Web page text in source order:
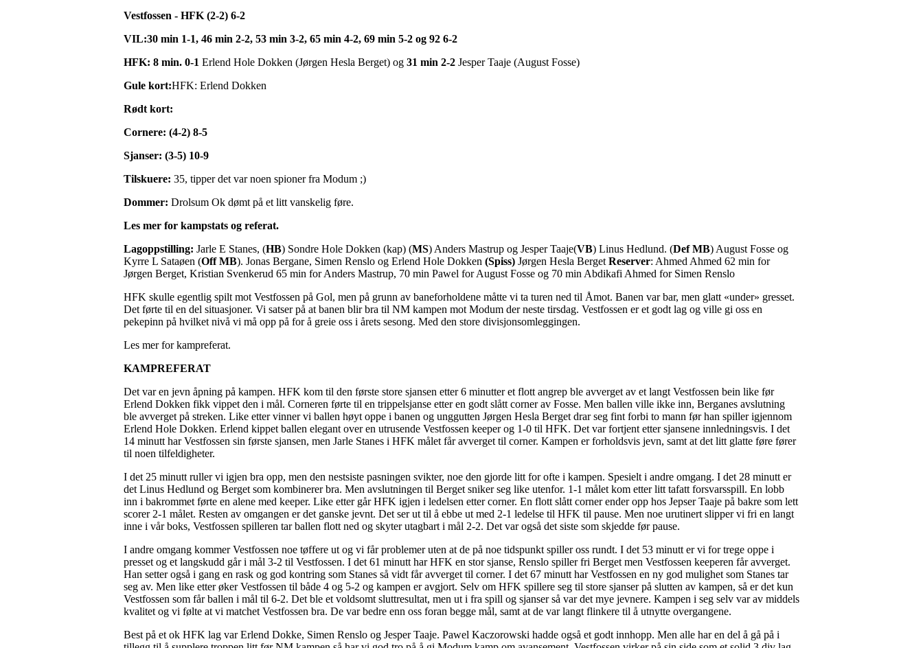
Vestfossen - HFK (2-2) 6-2
VIL:30 min 1-1, 46 min 2-2, 53 min 3-2, 65 min 4-2, 69 min 5-2 og 92 6-2
HFK: 8 min. 0-1 Erlend Hole Dokken (Jørgen Hesla Berget) og 31 min 2-2 Jesper Taaje (August Fosse)
Gule kort:HFK: Erlend Dokken
Rødt kort:
Cornere: (4-2) 8-5
Sjanser: (3-5) 10-9
Tilskuere: 35, tipper det var noen spioner fra Modum ;)
Dommer: Drolsum Ok dømt på et litt vanskelig føre.
Les mer for kampstats og referat.
Lagoppstilling: Jarle E Stanes, (HB) Sondre Hole Dokken (kap) (MS) Anders Mastrup og Jesper Taaje(VB) Linus Hedlund. (Def MB) August Fosse og
Kyrre L Sataøen (Off MB). Jonas Bergane, Simen Renslo og Erlend Hole Dokken (Spiss) Jørgen Hesla Berget Reserver: Ahmed Ahmed 62 min for
Jørgen Berget, Kristian Svenkerud 65 min for Anders Mastrup, 70 min Pawel for August Fosse og 70 min Abdikafi Ahmed for Simen Renslo
HFK skulle egentlig spilt mot Vestfossen på Gol, men på grunn av baneforholdene måtte vi ta turen ned til Åmot. Banen var bar, men glatt «under» gresset.
Det førte til en del situasjoner. Vi satser på at banen blir bra til NM kampen mot Modum der neste tirsdag. Vestfossen er et godt lag og ville gi oss en
pekepinn på hvilket nivå vi må opp på for å greie oss i årets sesong. Med den store divisjonsomleggingen.
Les mer for kampreferat.
KAMPREFERAT
Det var en jevn åpning på kampen. HFK kom til den første store sjansen etter 6 minutter et flott angrep ble avverget av et langt Vestfossen bein like før
Erlend Dokken fikk vippet den i mål. Corneren førte til en trippelsjanse etter en godt slått corner av Fosse. Men ballen ville ikke inn, Berganes avslutning
ble avverget på streken. Like etter vinner vi ballen høyt oppe i banen og unggutten Jørgen Hesla Berget drar seg fint forbi to mann før han spiller igjennom
Erlend Hole Dokken. Erlend kippet ballen elegant over en utrusende Vestfossen keeper og 1-0 til HFK. Det var fortjent etter sjansene innledningsvis. I det
14 minutt har Vestfossen sin første sjansen, men Jarle Stanes i HFK målet får avverget til corner. Kampen er forholdsvis jevn, samt at det litt glatte føre fører
til noen tilfeldigheter.
I det 25 minutt ruller vi igjen bra opp, men den nestsiste pasningen svikter, noe den gjorde litt for ofte i kampen. Spesielt i andre omgang. I det 28 minutt er
det Linus Hedlund og Berget som kombinerer bra. Men avslutningen til Berget sniker seg like utenfor. 1-1 målet kom etter litt tafatt forsvarsspill. En lobb
inn i bakrommet førte en alene med keeper. Like etter går HFK igjen i ledelsen etter corner. En flott slått corner ender opp hos Jepser Taaje på bakre som lett
scorer 2-1 målet. Resten av omgangen er det ganske jevnt. Det ser ut til å ebbe ut med 2-1 ledelse til HFK til pause. Men noe urutinert slipper vi fri en langt
inne i vår boks, Vestfossen spilleren tar ballen flott ned og skyter utagbart i mål 2-2. Det var også det siste som skjedde før pause.
I andre omgang kommer Vestfossen noe tøffere ut og vi får problemer uten at de på noe tidspunkt spiller oss rundt. I det 53 minutt er vi for trege oppe i
presset og et langskudd går i mål 3-2 til Vestfossen. I det 61 minutt har HFK en stor sjanse, Renslo spiller fri Berget men Vestfossen keeperen får avverget.
Han setter også i gang en rask og god kontring som Stanes så vidt får avverget til corner. I det 67 minutt har Vestfossen en ny god mulighet som Stanes tar
seg av. Men like etter øker Vestfossen til både 4 og 5-2 og kampen er avgjort. Selv om HFK spillere seg til store sjanser på slutten av kampen, så er det kun
Vestfossen som får ballen i mål til 6-2. Det ble et voldsomt sluttresultat, men ut i fra spill og sjanser så var det mye jevnere. Kampen i seg selv var av middels
kvalitet og vi følte at vi matchet Vestfossen bra. De var bedre enn oss foran begge mål, samt at de var langt flinkere til å utnytte overgangene.
Best på et ok HFK lag var Erlend Dokke, Simen Renslo og Jesper Taaje. Pawel Kaczorowski hadde også et godt innhopp. Men alle har en del å gå på i